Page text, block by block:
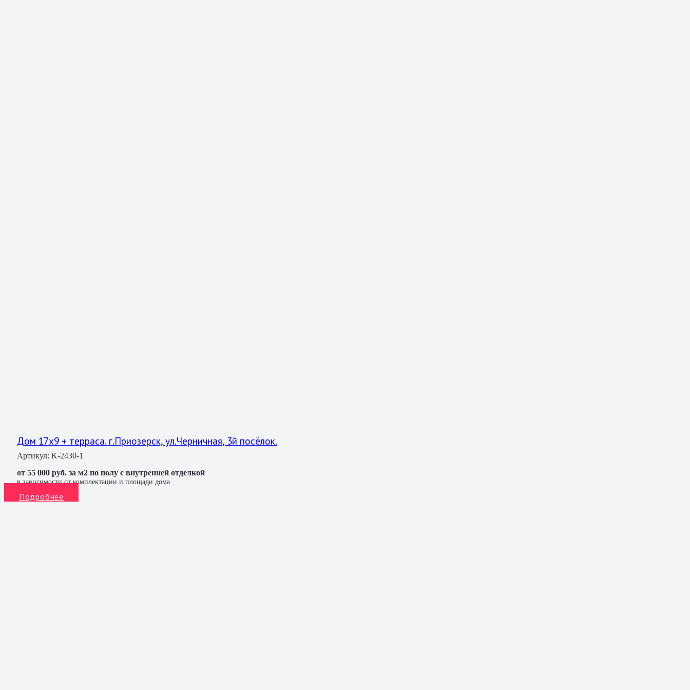
Дом 17х9 + терраса. г.Приозерск, ул.Черничная, 3й посёлок.
Артикул: K-2430-1
от 55 000 руб. за м2 по полу с внутренней отделкой
в зависимости от комплектации и площади дома
Подробнее